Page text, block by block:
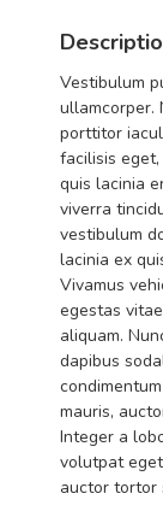
&
models
Vestibulum
ullamcorper.
porttitor
facilisis
quis lacinia
viverra
vestibulum
lacinia ex
Vivamus
egestas
aliquam.
dapibus
mauris,
Integer a
volutpat
auctor tortor